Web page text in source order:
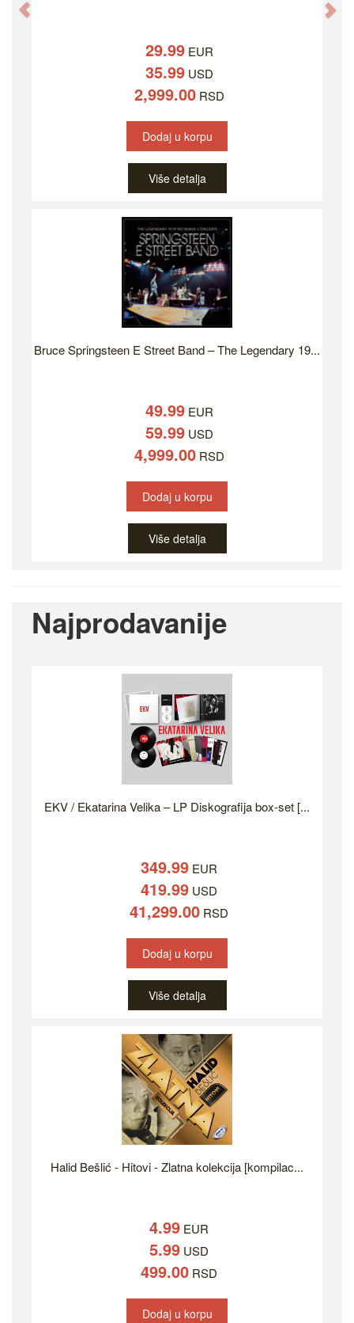
29.99EUR
35.99USD
2,999.00RSD
Dodaj u korpu
Više detalja
Bruce Springsteen E Street Band – The Legendary 19...
49.99EUR
59.99USD
4,999.00RSD
Dodaj u korpu
Više detalja
Najprodavanije
EKV / Ekatarina Velika – LP Diskografija box-set [...
349.99 EUR
419.99 USD
41,299.00 RSD
Dodaj u korpu
Više detalja
Halid Bešlić - Hitovi - Zlatna kolekcija [kompilac...
4.99 EUR
5.99 USD
499.00 RSD
Dodaj u korpu